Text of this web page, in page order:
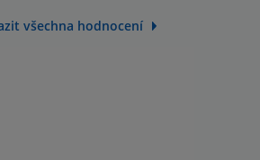
všechna hodnocení